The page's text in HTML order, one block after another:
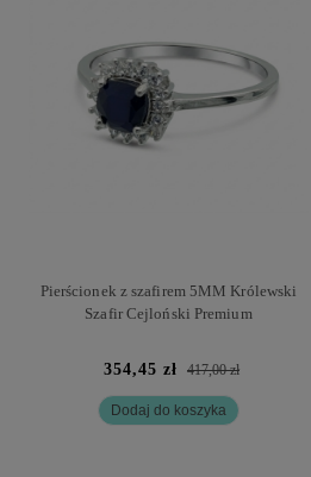
Pierścionek z szafirem 5MM Królewski
Szafir Cejloński Premium
354,45 zł 417,00 zł
Dodaj do koszyka